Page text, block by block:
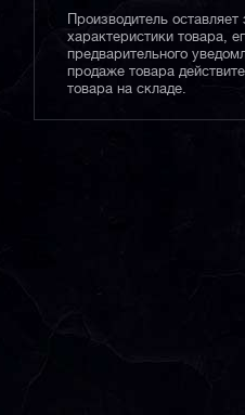
Производитель
характеристики товара,
предварительного
продаже товара
товара на складе.